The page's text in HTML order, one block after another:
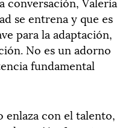
se entrena y que es
para la adaptación,
No es un adorno
fundamental
enlaza con el talento,